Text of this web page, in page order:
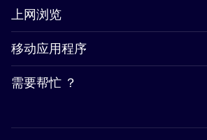
上网浏览
移动应用程序
需要帮忙 ？